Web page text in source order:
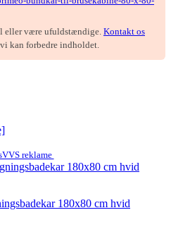
eller være ufuldstændige. Kontakt os
kan forbedre indholdet.
reklame
180x80 cm hvid